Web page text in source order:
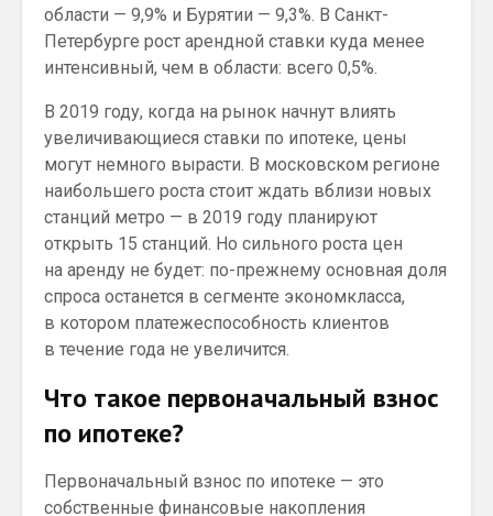
области — 9,9% и Бурятии — 9,3%. В Санкт-
Петербурге рост арендной ставки куда менее
интенсивный, чем в области: всего 0,5%.
В 2019 году, когда на рынок начнут влиять
увеличивающиеся ставки по ипотеке, цены
могут немного вырасти. В московском регионе
наибольшего роста стоит ждать вблизи новых
станций метро — в 2019 году планируют
открыть 15 станций. Но сильного роста цен
на аренду не будет: по-прежнему основная доля
спроса останется в сегменте экономкласса,
в котором платежеспособность клиентов
в течение года не увеличится.
Что такое первоначальный взнос
по ипотеке?
Первоначальный взнос по ипотеке — это
собственные финансовые накопления